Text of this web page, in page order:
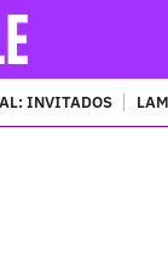
INVITADOS